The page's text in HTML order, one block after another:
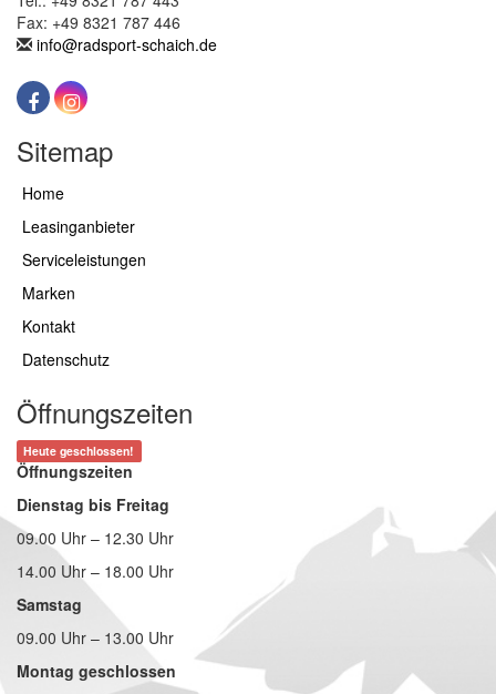
Fax: +49 8321 787 446
info@radsport-schaich.de
Sitemap
Home
Leasinganbieter
Serviceleistungen
Marken
Kontakt
Datenschutz
Öffnungszeiten
Heute geschlossen!
Öffnungszeiten
Dienstag bis Freitag
09.00 Uhr – 12.30 Uhr
14.00 Uhr – 18.00 Uhr
Samstag
09.00 Uhr – 13.00 Uhr
Montag geschlossen